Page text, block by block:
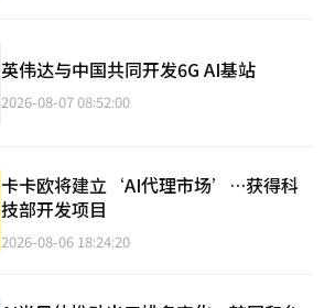
英伟达与中国共同开发6G AI基站
2026-08-07 08:52:00
卡卡欧将建立‘AI代理市场’…获得科
技部开发项目
2026-08-06 18:24:20